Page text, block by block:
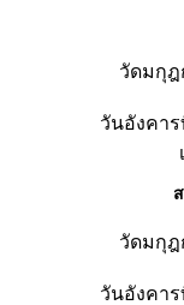
วัดมกุฎ
วันอังคาร
วัดมกุฎ
วันอังคาร